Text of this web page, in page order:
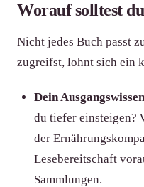
Worauf solltest
Nicht jedes Buch passt
zugreifst, lohnt sich ein
Dein
du tiefer einsteigen?
der
Lesebereitschaft
Sammlungen.